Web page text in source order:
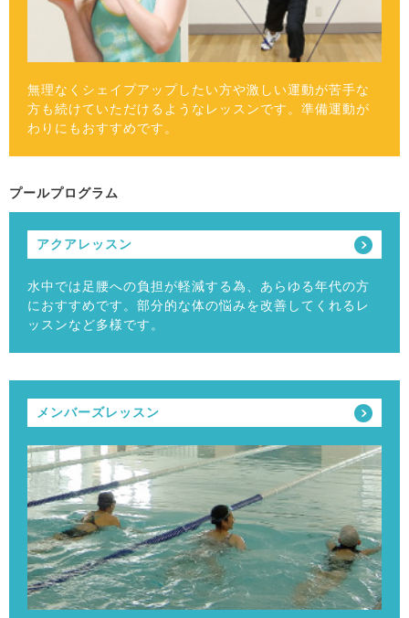
無理なくシェイプアップしたい方や激しい運動が苦手な
方も続けていただけるようなレッスンです。準備運動が
わりにもおすすめです。
プールプログラム
アクアレッスン
水中では足腰への負担が軽減する為、あらゆる年代の方
におすすめです。部分的な体の悩みを改善してくれるレ
ッスンなど多様です。
メンバーズレッスン